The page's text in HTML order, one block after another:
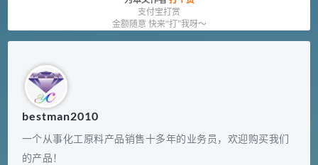
支付宝打赏
金额随意 快来“打”我呀～
bestman2010
一个从事化工原料产品销售十多年的业务员，欢迎购买我们
的产品！